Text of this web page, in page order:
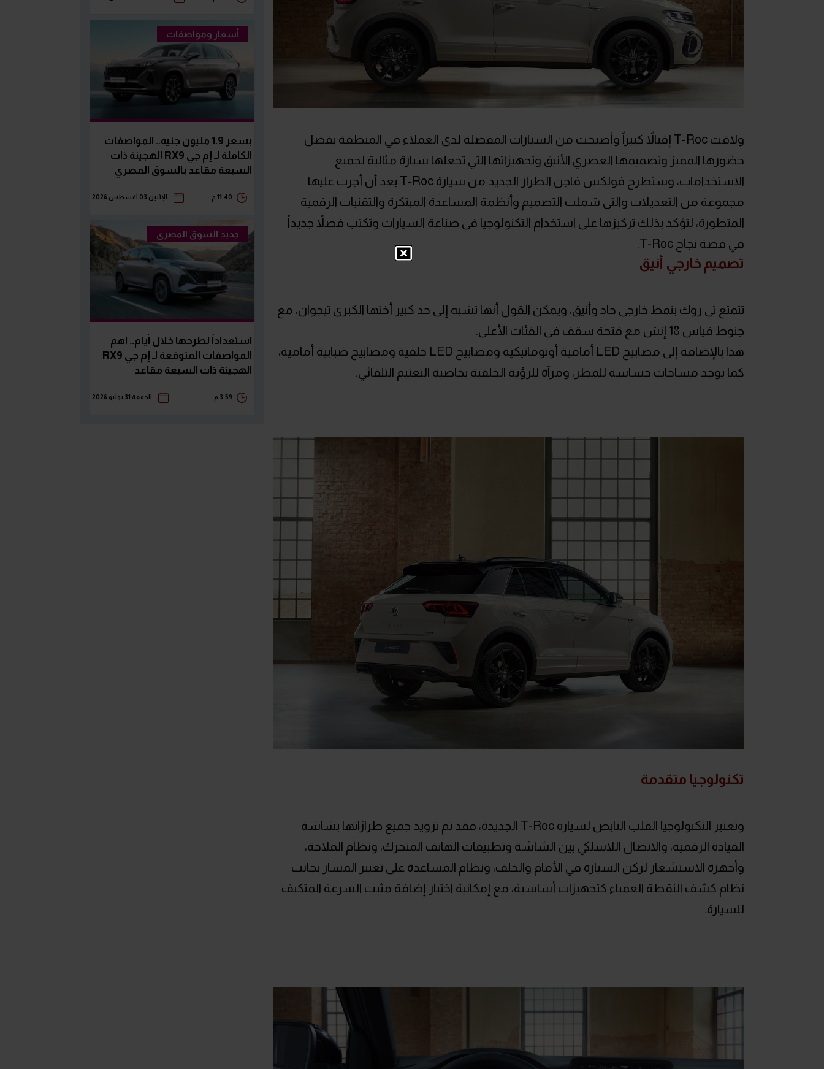
ولاقت T-Roc إقبالاً كبيراً وأصبحت من السيارات المفضلة لدى العملاء في المنطقة بفضل
حضورها المميز وتصميمها العصري الأنيق وتجهيزاتها التي تجعلها سيارة مثالية لجميع
الاستخدامات، وستطرح فولكس فاجن الطراز الجديد من سيارة T-Roc بعد أن أجرت عليها
مجموعة من التعديلات والتي شملت التصميم وأنظمة المساعدة المبتكرة والتقنيات الرقمية
المتطورة، لتؤكد بذلك تركيزها على استخدام التكنولوجيا في صناعة السيارات وتكتب فصلاً جديداً
في قصة نجاح T-Roc.
تصميم خارجي أنيق
تتمتع تي روك بنمط خارجي حاد وأنيق، ويمكن القول أنها تشبه إلى حد كبير أختها الكبرى تيجوان، مع
جنوط قياس 18 إنش مع فتحة سقف في الفئات الأعلى.
هذا بالإضافة إلى مصابيح LED أمامية أوتوماتيكية ومصابيح LED خلفية ومصابيح ضبابية أمامية،
كما يوجد مساحات حساسة للمطر، ومرآة للرؤية الخلفية بخاصية التعتيم التلقائي.
تكنولوجيا متقدمة
وتعتبر التكنولوجيا القلب النابض لسيارة T-Roc الجديدة، فقد تم تزويد جميع طرازاتها بشاشة
القيادة الرقمية، والاتصال اللاسلكي بين الشاشة وتطبيقات الهاتف المتحرك، ونظام الملاحة،
وأجهزة الاستشعار لركن السيارة في الأمام والخلف، ونظام المساعدة على تغيير المسار بجانب
نظام كشف النقطة العمياء كتجهيزات أساسية، مع إمكانية اختيار إضافة مثبت السرعة المتكيف
للسيارة.
أسعار ومواصفات
بسعر 1.9 مليون جنيه.. المواصفات
الكاملة لـ إم جي RX9 الهجينة ذات
السبعة مقاعد بالسوق المصري
11:40 م الإثنين 03 أغسطس 2026
جديد السوق المصرى
استعداداً لطرحها خلال أيام.. أهم
المواصفات المتوقعة لـ إم جي RX9
الهجينة ذات السبعة مقاعد
3:59 م الجمعة 31 يوليو 2026